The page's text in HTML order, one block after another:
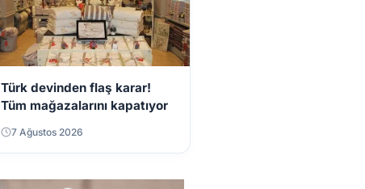
Türk devinden flaş karar!
Tüm mağazalarını kapatıyor
7 Ağustos 2026